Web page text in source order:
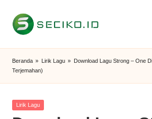
Skip
S
e
c
i
k
Beranda » Lirik Lagu » Download Lagu Strong – One
Terjemahan)
Posted
Lirik Lagu